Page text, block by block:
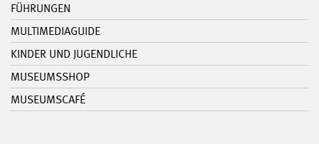
FÜHRUNGEN
MULTIMEDIAGUIDE
KINDER UND JUGENDLICHE
MUSEUMSSHOP
MUSEUMSCAFÉ